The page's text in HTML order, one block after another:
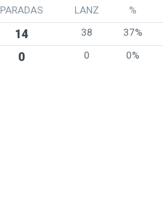
PARADAS LANZ %
14 38 37%
0 0 0%